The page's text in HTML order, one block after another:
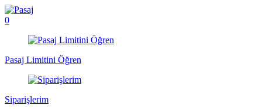
0
Pasaj Limitini Öğren
Siparişlerim